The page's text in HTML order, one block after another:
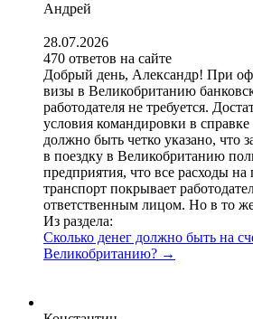
Андрей
28.07.2026
470 ответов на сайте
Добрый день, Александр! При
визы в Великобританию
работодателя не требуется.
условия командировки в
должно быть четко указано, что
в поездку в Великобританию
предприятия, что все расходы
транспорт покрывает
ответственным лицом. Но в то
Из раздела:
Сколько денег должно быть на
Великобританию? →